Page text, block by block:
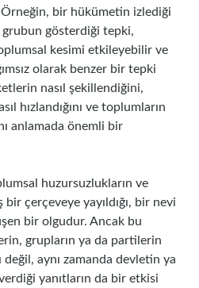
Örneğin, bir hükümetin izlediği
gösterdiği tepki,
kesimi etkileyebilir ve
olarak benzer bir tepki
nasıl şekillendiğini,
hızlandığını ve toplumların
anlamada önemli bir
huzursuzlukların ve
çerçeveye yayıldığı, bir nevi
bir olgudur. Ancak bu
grupların ya da partilerin
aynı zamanda devletin ya
yanıtların da bir etkisi